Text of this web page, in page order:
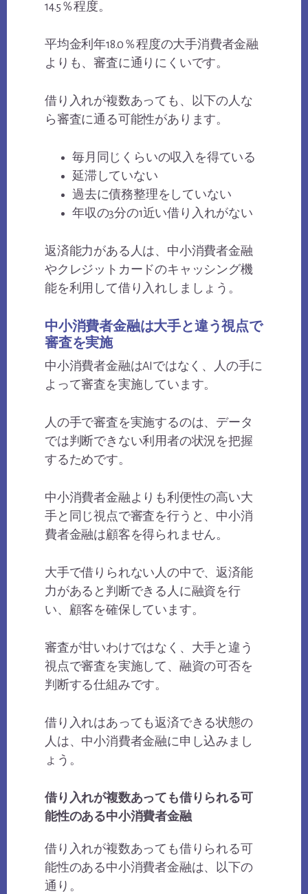
14.5％程度。
平均金利年18.0％程度の大手消費者金融
よりも、審査に通りにくいです。
借り入れが複数あっても、以下の人な
ら審査に通る可能性があります。
毎月同じくらいの収入を得ている
延滞していない
過去に債務整理をしていない
年収の3分の1近い借り入れがない
返済能力がある人は、中小消費者金融
やクレジットカードのキャッシング機
能を利用して借り入れしましょう。
中小消費者金融は大手と違う視点で
審査を実施
中小消費者金融はAIではなく、人の手に
よって審査を実施しています。
人の手で審査を実施するのは、データ
では判断できない利用者の状況を把握
するためです。
中小消費者金融よりも利便性の高い大
手と同じ視点で審査を行うと、中小消
費者金融は顧客を得られません。
大手で借りられない人の中で、返済能
力があると判断できる人に融資を行
い、顧客を確保しています。
審査が甘いわけではなく、大手と違う
視点で審査を実施して、融資の可否を
判断する仕組みです。
借り入れはあっても返済できる状態の
人は、中小消費者金融に申し込みまし
ょう。
借り入れが複数あっても借りられる可
能性のある中小消費者金融
借り入れが複数あっても借りられる可
能性のある中小消費者金融は、以下の
通り。